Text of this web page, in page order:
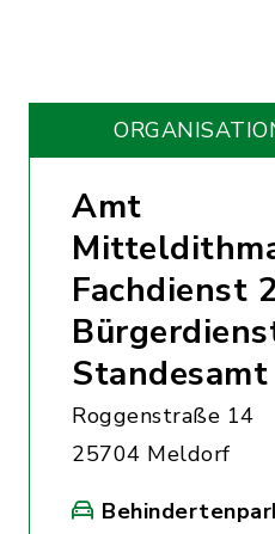
Amt
Fachdienst
Standesamt
Roggenstraße 14
25704 Meldorf